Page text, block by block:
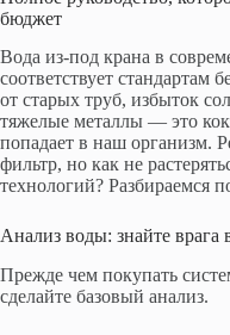
бюджет
Вода из-под крана в
соответствует стандартам
от старых труб, избыток
тяжелые металлы — это
попадает в наш организм.
фильтр, но как не
технологий? Разбираемся
Анализ воды: знайте врага
Прежде чем покупать
сделайте базовый анализ.